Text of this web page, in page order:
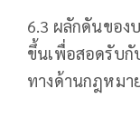
6.3 ผลักดันของ
ขึ้นเพื่อสอดรับกั
ทางด้านกฎหมา